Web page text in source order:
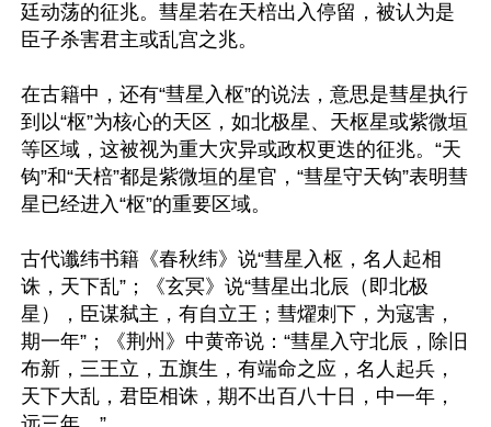
廷动荡的征兆。彗星若在天棓出入停留，被认为是
臣子杀害君主或乱宫之兆。
在古籍中，还有“彗星入枢”的说法，意思是彗星执行
到以“枢”为核心的天区，如北极星、天枢星或紫微垣
等区域，这被视为重大灾异或政权更迭的征兆。“天
钩”和“天棓”都是紫微垣的星官，“彗星守天钩”表明彗
星已经进入“枢”的重要区域。
古代谶纬书籍《春秋纬》说“彗星入枢，名人起相
诛，天下乱”；《玄冥》说“彗星出北辰（即北极
星），臣谋弑主，有自立王；彗燿刺下，为寇害，
期一年”；《荆州》中黄帝说：“彗星入守北辰，除旧
布新，三王立，五旗生，有端命之应，名人起兵，
天下大乱，君臣相诛，期不出百八十日，中一年，